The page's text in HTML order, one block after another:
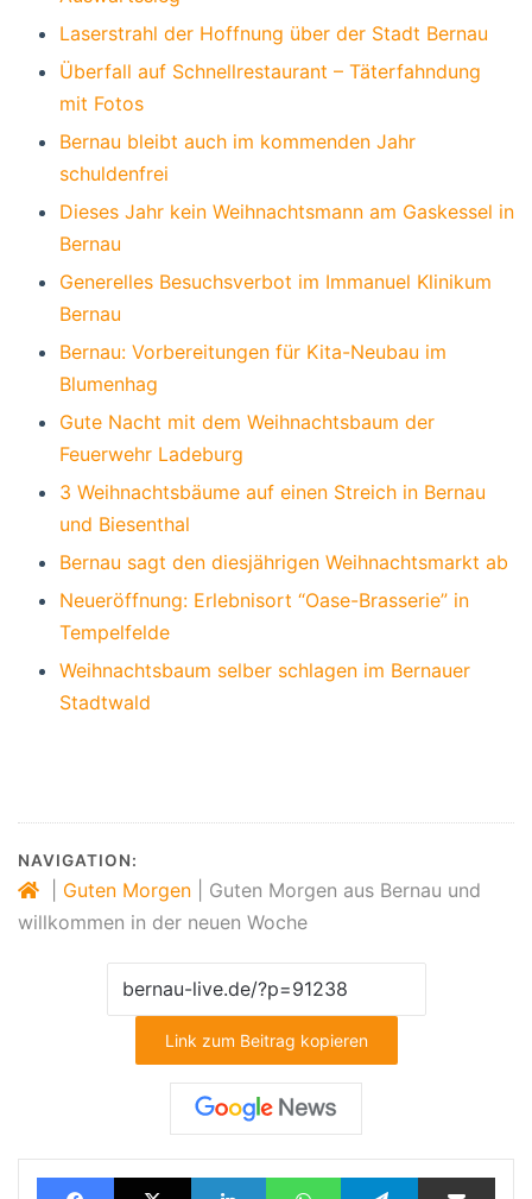
Laserstrahl der Hoffnung über der Stadt Bernau
Überfall auf Schnellrestaurant – Täterfahndung
mit Fotos
Bernau bleibt auch im kommenden Jahr
schuldenfrei
Dieses Jahr kein Weihnachtsmann am Gaskessel in
Bernau
Generelles Besuchsverbot im Immanuel Klinikum
Bernau
Bernau: Vorbereitungen für Kita-Neubau im
Blumenhag
Gute Nacht mit dem Weihnachtsbaum der
Feuerwehr Ladeburg
3 Weihnachtsbäume auf einen Streich in Bernau
und Biesenthal
Bernau sagt den diesjährigen Weihnachtsmarkt ab
Neueröffnung: Erlebnisort “Oase-Brasserie” in
Tempelfelde
Weihnachtsbaum selber schlagen im Bernauer
Stadtwald
NAVIGATION:
Guten Morgen
Guten Morgen aus Bernau und
willkommen in der neuen Woche
Link zum Beitrag kopieren
FacebookX LinkedInWhatsAppTelegramTeilen via E-Mail